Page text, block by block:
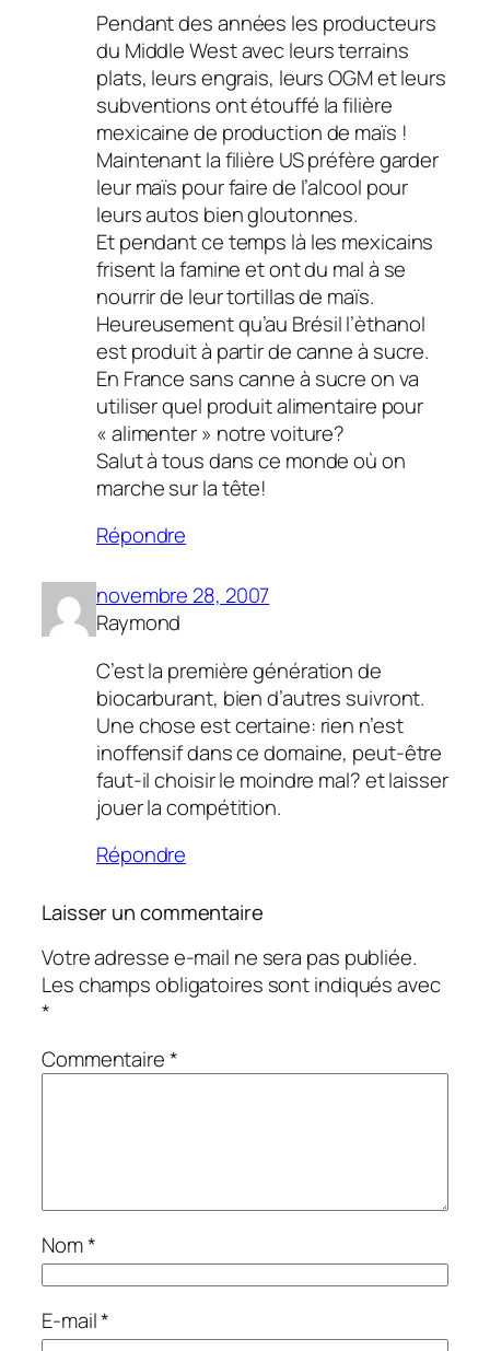
Pendant des années les producteurs
du Middle West avec leurs terrains
plats, leurs engrais, leurs OGM et leurs
subventions ont étouffé la filière
mexicaine de production de maïs !
Maintenant la filière US préfère garder
leur maïs pour faire de l’alcool pour
leurs autos bien gloutonnes.
Et pendant ce temps là les mexicains
frisent la famine et ont du mal à se
nourrir de leur tortillas de maïs.
Heureusement qu’au Brésil l’èthanol
est produit à partir de canne à sucre.
En France sans canne à sucre on va
utiliser quel produit alimentaire pour
« alimenter » notre voiture?
Salut à tous dans ce monde où on
marche sur la tête!
Répondre
novembre 28, 2007
Raymond
C’est la première génération de
biocarburant, bien d’autres suivront.
Une chose est certaine: rien n’est
inoffensif dans ce domaine, peut-être
faut-il choisir le moindre mal? et laisser
jouer la compétition.
Répondre
Laisser un commentaire
Votre adresse e-mail ne sera pas publiée.
Les champs obligatoires sont indiqués avec
*
Commentaire*
Nom*
E-mail*